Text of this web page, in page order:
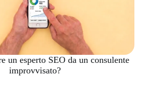
un esperto SEO da un consulente
improvvisato?